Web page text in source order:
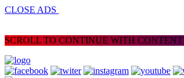
CLOSE ADS
SCROLL TO CONTINUE WITH CONTENT